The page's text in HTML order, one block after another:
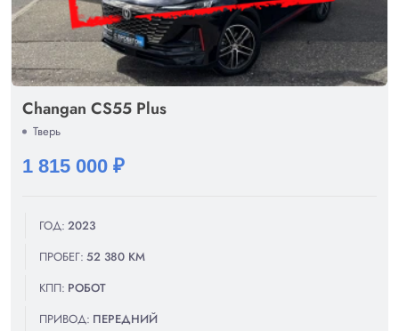
Changan CS55 Plus
Тверь
1 815 000 ₽
ГОД: 2023
ПРОБЕГ: 52 380 КМ
КПП: РОБОТ
ПРИВОД: ПЕРЕДНИЙ